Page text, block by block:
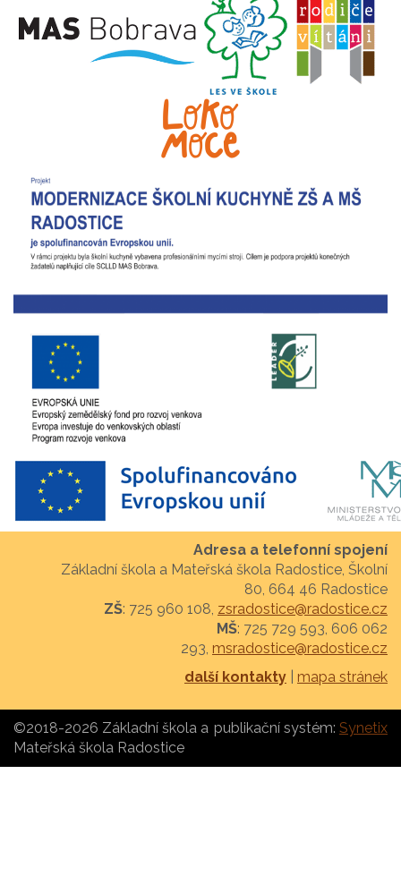
Adresa a telefonní spojení
Základní škola a Mateřská škola Radostice, Školní
80, 664 46 Radostice
ZŠ: 725 960 108, zsradostice@radostice.cz
MŠ: 725 729 593, 606 062
293, msradostice@radostice.cz
další kontakty
mapa stránek
publikační systém: Synetix
©2018-2026 Základní škola a
Mateřská škola Radostice